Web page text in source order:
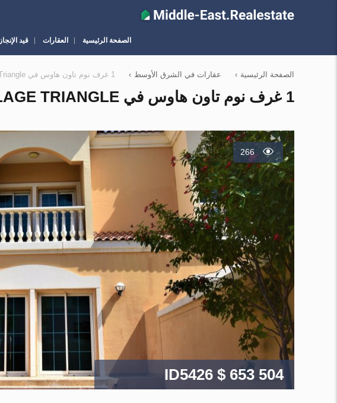
الصفحة الرئيسية العقارات قيد الإنجاز
الصفحة الرئيسية › عقارات في الشرق الأوسط › 1 غرف نوم تاون هاوس في Jumeirah Village Triangle, الإمارات العربية المتحدة رقم 5426
1 غرف نوم تاون هاوس في JUMEIRAH VILLAGE TRIANGLE, الإمارات العربية المتحدة رقم 5426
266
ID5426 $ 653 504